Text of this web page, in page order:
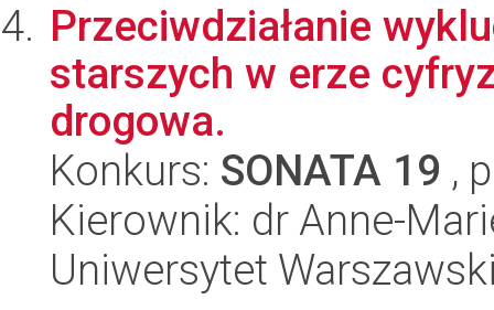
Przeciwdziałanie
starszych w erze
drogowa.
Konkurs: SONATA 19 ,
Kierownik: dr Anne-
Uniwersytet